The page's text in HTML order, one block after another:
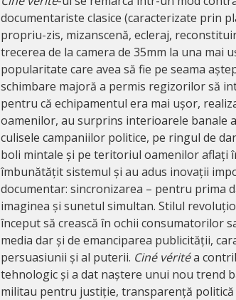
documentariste clasice (caracterizate prin
propriu-zis, mizanscenă, ecleraj,
trecerea de la camera de 35mm la una mai
popularitate care avea să fie pe seama
schimbare majoră a permis regizorilor să
pentru că echipamentul era mai ușor,
oamenilor, au surprins interioarele banale
culisele campaniilor politice, pe ringul de
boli mintale și pe teritoriul oamenilor aflați
îmbunătățit sistemul și au adus inovații
documentar: sincronizarea – pentru prima
imaginea și sunetul simultan. Stilul
început să crească în ochii consumatorilor
media dar și de emanciparea publicității,
persuasiunii și al puterii. Ciné véritéa
tehnologic și a dat naștere unui nou trend
militau pentru justiție, transparență politică